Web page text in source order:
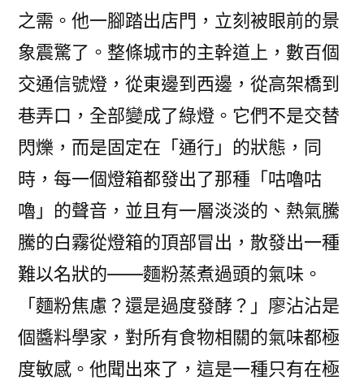
之需。他一腳踏出店門，立刻被眼前的景
象震驚了。整條城市的主幹道上，數百個
交通信號燈，從東邊到西邊，從高架橋到
巷弄口，全部變成了綠燈。它們不是交替
閃爍，而是固定在「通行」的狀態，同
時，每一個燈箱都發出了那種「咕嚕咕
嚕」的聲音，並且有一層淡淡的、熱氣騰
騰的白霧從燈箱的頂部冒出，散發出一種
難以名狀的——麵粉蒸煮過頭的氣味。
「麵粉焦慮？還是過度發酵？」廖沾沾是
個醬料學家，對所有食物相關的氣味都極
度敏感。他聞出來了，這是一種只有在極